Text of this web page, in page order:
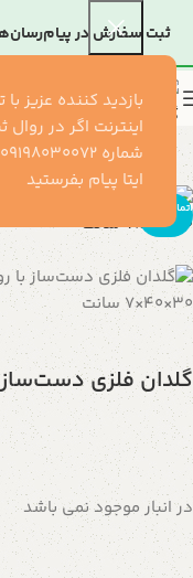
بازدید کننده عزیز
اینترنت اگر در
ایتا پیام بفرستید
گل و گلدان گلدان
اتمام موجو
دی
گلدان فلزی
در انبار موجود نمی باشد
ثبت سفارش در